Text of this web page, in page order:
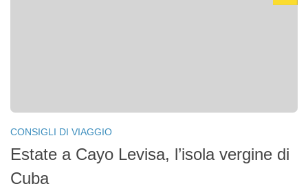
CONSIGLI DI VIAGGIO
Estate a Cayo Levisa, l’isola vergine di
Cuba